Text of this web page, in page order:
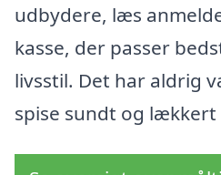
udbydere, læs
kasse, der passer
livsstil. Det har aldrig
spise sundt og lækkert